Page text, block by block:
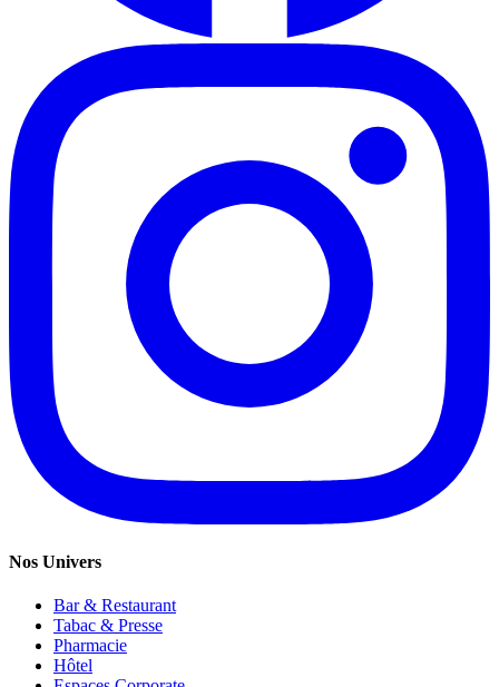
Nos Univers
Bar & Restaurant
Tabac & Presse
Pharmacie
Hôtel